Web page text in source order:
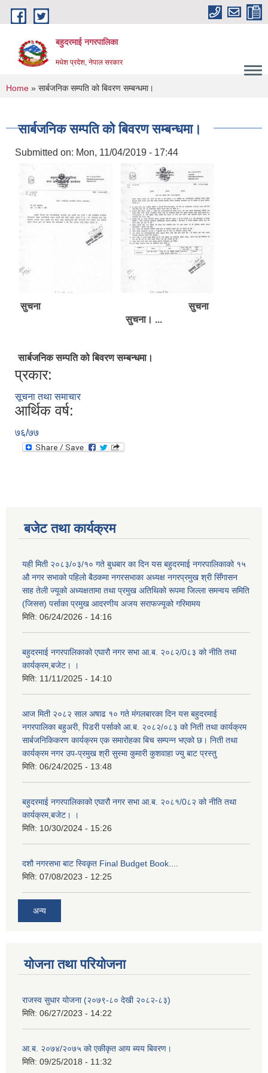
Skip to main content
बहुदरमाई नगरपालिका
मधेश प्रदेश, नेपाल सरकार
You are here
Home » सार्बजनिक सम्पति को बिवरण सम्बन्धमा।
सार्बजनिक सम्पति को बिवरण सम्बन्धमा।
Submitted on: Mon, 11/04/2019 - 17:44
सुचना सुचना
सुचना। ...
सार्बजनिक सम्पति को बिवरण सम्बन्धमा।
प्रकार:
सूचना तथा समाचार
आर्थिक वर्ष:
७६/७७
बजेट तथा कार्यक्रम
यही मिती २०८३/०३/१० गते बुधबार का दिन यस बहुदरमाई नगरपालिकाको १५
औ नगर सभाको पहिलो बैठकमा नगरसभाका अध्यक्ष नगरप्रमुख श्री सिँगासन
साह तेली ज्यूको अध्यक्षतामा तथा प्रमुख अतिथिको रूपमा जिल्ला समन्वय समिति
(जिसस) पर्साका प्रमुख आदरणीय अजय सराफज्यूको गरिमामय
मिति: 06/24/2026 - 14:16
बहुदरमाई नगरपालिकाको एघारौ नगर सभा आ.ब. २०८२/0८३ को नीति तथा
कार्यक्रम,बजेट। ।
मिति: 11/11/2025 - 14:10
आज मिती २०८२ साल अषाढ १० गते मंगलबारका दिन यस बहुदरमाई
नगरपालिका बहुअरी, पिडरी पर्साको आ.ब. २०८२/०८३ को निती तथा कार्यक्रम
सार्बजनिकिकरण कार्यक्रम एक समारोहका बिच सम्पन्न भएको छ। निती तथा
कार्यक्रम नगर उप-प्रमुख श्री सुस्मा कुमारी कुशवाहा ज्यु बाट प्रस्तु
मिति: 06/24/2025 - 13:48
बहुदरमाई नगरपालिकाको एघारौ नगर सभा आ.ब. २०८१/0८२ को नीति तथा
कार्यक्रम,बजेट। ।
मिति: 10/30/2024 - 15:26
दशौ नगरसभा बाट स्विकृत Final Budget Book....
मिति: 07/08/2023 - 12:25
अन्य
योजना तथा परियोजना
राजस्व सुधार योजना (२०७९-८० देखी २०८२-८३)
मिति: 06/27/2023 - 14:22
आ.ब. २०७४/२०७५ को एकीकृत आय ब्यय बिवरण।
मिति: 09/25/2018 - 11:32